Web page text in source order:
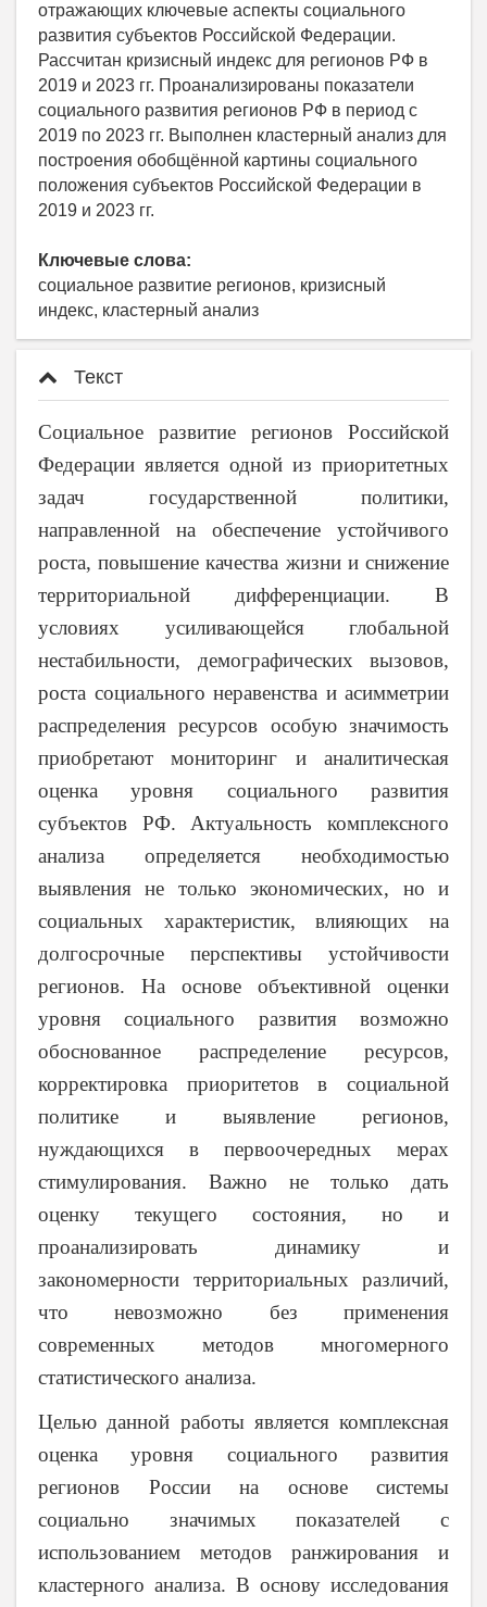
отражающих ключевые аспекты социального
развития субъектов Российской Федерации.
Рассчитан кризисный индекс для регионов РФ в
2019 и 2023 гг. Проанализированы показатели
социального развития регионов РФ в период с
2019 по 2023 гг. Выполнен кластерный анализ для
построения обобщённой картины социального
положения субъектов Российской Федерации в
2019 и 2023 гг.
Ключевые слова:
социальное развитие регионов, кризисный
индекс, кластерный анализ
Текст
Социальное развитие регионов Российской
Федерации является одной из приоритетных
задач государственной политики,
направленной на обеспечение устойчивого
роста, повышение качества жизни и снижение
территориальной дифференциации. В
условиях усиливающейся глобальной
нестабильности, демографических вызовов,
роста социального неравенства и асимметрии
распределения ресурсов особую значимость
приобретают мониторинг и аналитическая
оценка уровня социального развития
субъектов РФ. Актуальность комплексного
анализа определяется необходимостью
выявления не только экономических, но и
социальных характеристик, влияющих на
долгосрочные перспективы устойчивости
регионов. На основе объективной оценки
уровня социального развития возможно
обоснованное распределение ресурсов,
корректировка приоритетов в социальной
политике и выявление регионов,
нуждающихся в первоочередных мерах
стимулирования. Важно не только дать
оценку текущего состояния, но и
проанализировать динамику и
закономерности территориальных различий,
что невозможно без применения
современных методов многомерного
статистического анализа.
Целью данной работы является комплексная
оценка уровня социального развития
регионов России на основе системы
социально значимых показателей с
использованием методов ранжирования и
кластерного анализа. В основу исследования